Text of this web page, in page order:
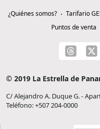
¿Quiénes somos? Tarifario
Puntos de venta
© 2019 La Estrella de
C/ Alejandro A. Duque G. -
Teléfono: +507 204-0000